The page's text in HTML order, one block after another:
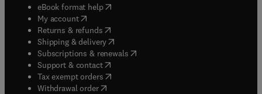
eBook format help( opens in new tab/window
My account( opens in new tab/window
Returns & refunds( opens in new tab/window
Shipping & delivery(opens in new tab/window
Subscriptions & renewals( opens in new tab/window
Support & contact( opens in new tab/window
Tax exempt orders( opens in new tab/window
Withdrawal order